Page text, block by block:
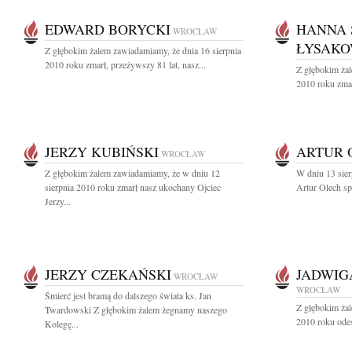
EDWARD BORYCKI WROCŁAW
Z głębokim żalem zawiadamiamy, że dnia 16 sierpnia
2010 roku zmarł, przeżywszy 81 lat, nasz...
HANNA
Z głębokim
2010 roku
JERZY KUBIŃSKI WROCŁAW
Z głębokim żalem zawiadamiamy, że w dniu 12
sierpnia 2010 roku zmarł nasz ukochany Ojciec
Jerzy...
ARTUR
W dniu 13
Artur Olech
JERZY CZEKAŃSKI WROCŁAW
Śmierć jest bramą do dalszego świata ks. Jan
Twardowski Z głębokim żalem żegnamy naszego
Kolegę...
WROCŁAW
Z głębokim
2010 roku